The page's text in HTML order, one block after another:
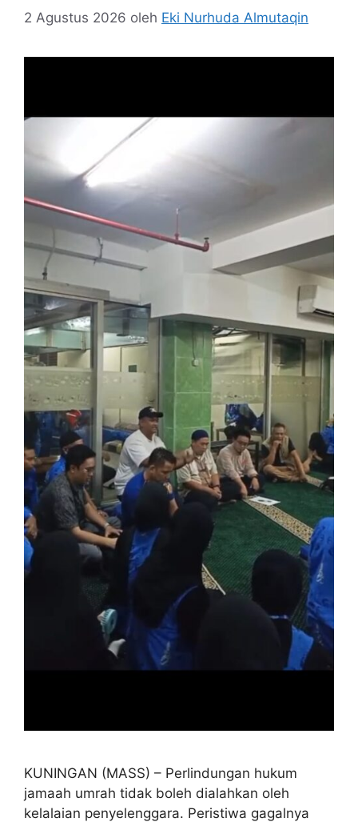
2 Agustus 2026 oleh Eki Nurhuda Almutaqin
KUNINGAN (MASS) – Perlindungan hukum
jamaah umrah tidak boleh dialahkan oleh
kelalaian penyelenggara. Peristiwa gagalnya